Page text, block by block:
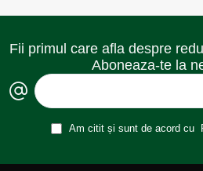
Fii primul care afla despre
Aboneaza-te la
Am citit și sunt de acord cu